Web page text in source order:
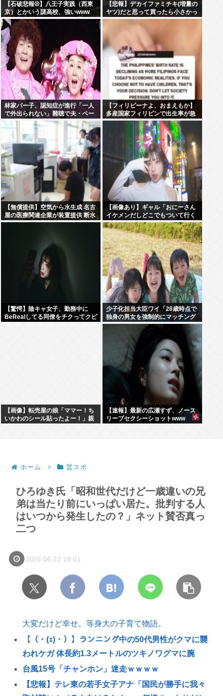
【石破悲報⚾】八王子実践（西東
京）とかいう謎高校、強いwww
【悲報】デカイファミチキ(増量の
ヤツ)だと思って買ったら小さかっ
たからわざわざ店に戻って確認し
たら！！！！
林家パー子、認知症が進行「一人
で外出られない」難聴で夫・ペー
と「筆談」…自宅全焼から約1年
【フィリピーナよ、おまえもか】
多産国家フィリピンで出生率が急
降下、若者はSEXよりSNSの時代
【無償提供】空気から水生成 名古
屋の医療関連企業が装置提供 断水
続く被災地熊本・氷川町の避難所
【画像あり】ギャル「おにーさん
イケメンだしどこでもついて行く
よ♡♡♡♡」⇒♡♡
【驚愕】陰キャ女子、勤務中に
BeRealしてる同僚をチクってクビ
少子化担当大臣ワイ「28歳時点で
独身の男女を強制的にマッチング
させて子ども産ませます」
【画像】転売屋の娘「ママー！ち
いかわのシール貼ったよー！」親
【速報】最新の広瀬すず、ノース
リーブセクシーショットwww
ホーム 芸スポ
ひろゆき氏「昭和世代だけど一歳違いの兄
弟は当たり前にいっぱい居た。批判する人
はいつから発生したの？」ネット賛否真っ
二つ
2026.06.22 18:01
大変だけど幸せ。等身大の子育て物語。
【（・(ｪ)・）】ランニング中の50代男性がクマに襲
われケガ 体長約1.3メートルのツキノワグマに腕
台風15号「チャンホン」迷走ｗｗｗｗ
【悲報】テレ東の若手女子アナ「国民が勝手に我々